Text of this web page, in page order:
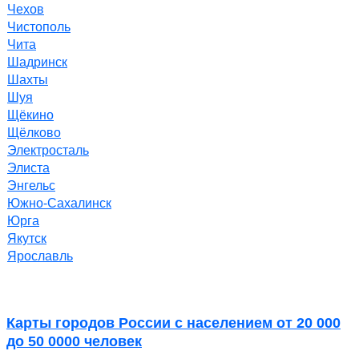
Чехов
Чистополь
Чита
Шадринск
Шахты
Шуя
Щёкино
Щёлково
Электросталь
Элиста
Энгельс
Южно-Сахалинск
Юрга
Якутск
Ярославль
Карты городов России с населением от 20 000
до 50 0000 человек